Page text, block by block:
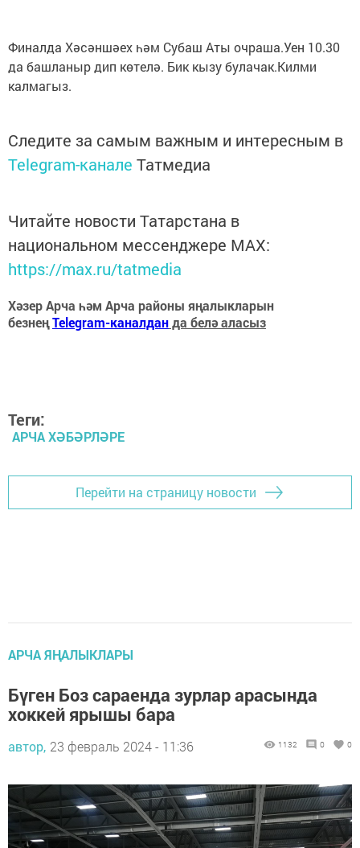
Финалда Хәсәншәех һәм Субаш Аты очраша.Уен 10.30
да башланыр дип көтелә. Бик кызу булачак.Килми
калмагыз.
Следите за самым важным и интересным в
Telegram-канале Татмедиа
Читайте новости Татарстана в
национальном мессенджере MАХ:
https://max.ru/tatmedia
Хәзер Арча һәм Арча районы яңалыкларын
безнеңTelegram-каналданда белә аласыз
Теги:
АРЧА ХӘБӘРЛӘРЕ
Перейти на страницу новости
АРЧА ЯҢАЛЫКЛАРЫ
Бүген Боз сараенда зурлар арасында
хоккей ярышы бара
автор, 23 февраль 2024 - 11:36 1132 0 0